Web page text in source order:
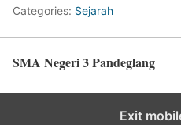
Categories: Sejarah
SMA Negeri 3 Pandeglang
Exit